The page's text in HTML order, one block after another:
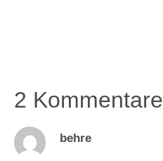
2 Kommentare
behre